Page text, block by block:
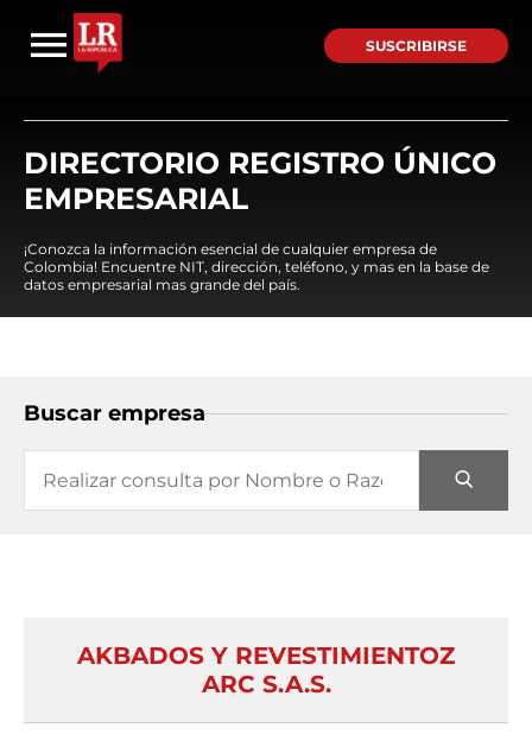
SUSCRIBIRSE
DIRECTORIO REGISTRO ÚNICO
EMPRESARIAL
¡Conozca la información esencial de cualquier empresa de
Colombia! Encuentre NIT, dirección, teléfono, y mas en la base de
datos empresarial mas grande del país.
Buscar empresa
AKBADOS Y REVESTIMIENTOZ
ARC S.A.S.